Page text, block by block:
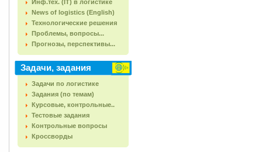
Инф.тех. (IT) в логистике
News of logistics (English)
Технологические решения
Проблемы, вопросы...
Прогнозы, перспективы...
Задачи, задания
Задачи по логистике
Задания (по темам)
Курсовые, контрольные..
Тестовые задания
Контрольные вопросы
Кроссворды